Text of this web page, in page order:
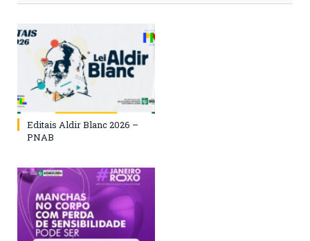
Editais Aldir Blanc 2026 –
PNAB